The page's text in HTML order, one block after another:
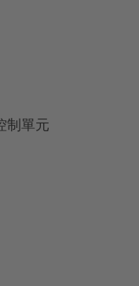
制單元